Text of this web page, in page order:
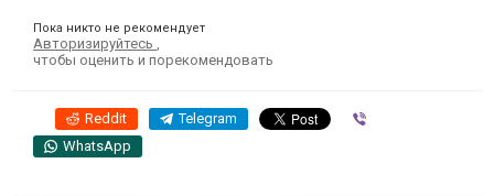
Пока никто не рекомендует
Авторизируйтесь
чтобы оценить и порекомендовать
Reddit Telegram
WhatsApp